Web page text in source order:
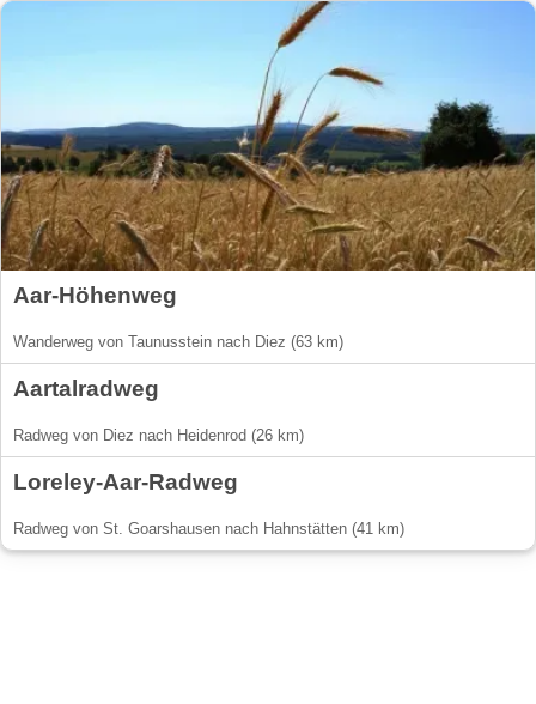
Aar-Höhenweg
Wanderweg von Taunusstein nach Diez (63 km)
Aartalradweg
Radweg von Diez nach Heidenrod (26 km)
Loreley-Aar-Radweg
Radweg von St. Goarshausen nach Hahnstätten (41 km)